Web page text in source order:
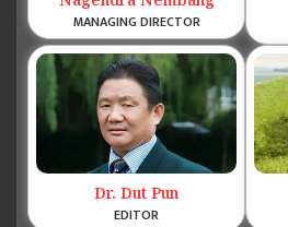
MANAGING DIRECTOR
Dr. Dut Pun
EDITOR